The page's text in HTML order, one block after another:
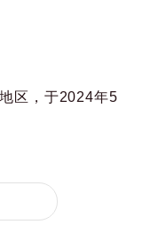
区，于2024年5